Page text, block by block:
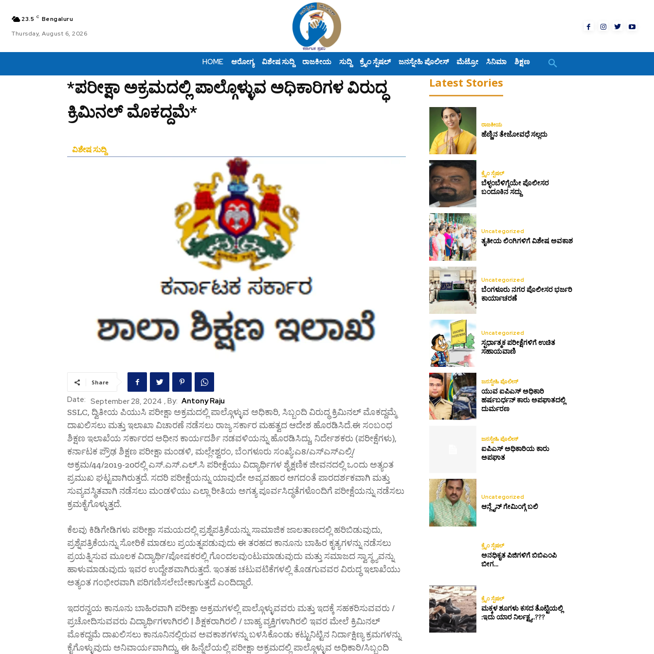
23.5 C Bengaluru
Thursday, August 6, 2026
HOME ಆರೋಗ್ಯ ವಿಶೇಷ ಸುದ್ದಿ ರಾಜಕೀಯ ಸುದ್ದಿ ಕ್ರೈಂ ಸ್ಪೆಷಲ್ ಜನಸ್ನೇಹಿ ಪೊಲೀಸ್ ಮೆಟ್ರೋ ಸಿನಿಮಾ ಶಿಕ್ಷಣ
*ಪರೀಕ್ಷಾ ಅಕ್ರಮದಲ್ಲಿ ಪಾಲ್ಗೊಳ್ಳುವ ಅಧಿಕಾರಿಗಳ ವಿರುದ್ಧ
ಕ್ರಿಮಿನಲ್ ಮೊಕದ್ದಮೆ*
ವಿಶೇಷ ಸುದ್ದಿ
Share
Date: September 28, 2024 , By: Antony Raju
SSLC, ದ್ವಿತೀಯ ಪಿಯುಸಿ ಪರೀಕ್ಷಾ ಅಕ್ರಮದಲ್ಲಿ ಪಾಲ್ಗೊಳ್ಳುವ ಅಧಿಕಾರಿ, ಸಿಬ್ಬಂದಿ ವಿರುದ್ಧ ಕ್ರಿಮಿನಲ್ ಮೊಕದ್ದಮ್ಮೆ
ದಾಖಲಿಸಲು ಮತ್ತು ಇಲಾಖಾ ವಿಚಾರಣೆ ನಡೆಸಲು ರಾಜ್ಯ ಸರ್ಕಾರ ಮಹತ್ವದ ಆದೇಶ ಹೊರಡಿಸಿದೆ.ಈ ಸಂಬಂಧ
ಶಿಕ್ಷಣ ಇಲಾಖೆಯ ಸರ್ಕಾರದ ಅಧೀನ ಕಾರ್ಯದರ್ಶಿ ನಡವಳಿಯನ್ನು ಹೊರಡಿಸಿದ್ದು, ನಿರ್ದೇಶಕರು (ಪರೀಕ್ಷೆಗಳು),
ಕರ್ನಾಟಕ ಪ್ರೌಢ ಶಿಕ್ಷಣ ಪರೀಕ್ಷಾ ಮ೦ಡಳಿ, ಮಲ್ಲೇಶ್ವರಂ, ಬೆಂಗಳೂರು ಸಂಖ್ಯೆ:ಎ8/ಎಸ್ಎಸ್ಎಲ್ಸಿ/
ಅಕ್ರಮ/44/2019-20ರಲ್ಲಿ ಎಸ್.ಎಸ್.ಎಲ್.ಸಿ ಪರೀಕ್ಷೆಯು ವಿದ್ಯಾರ್ಥಿಗಳ ಶೈಕ್ಷಣಿಕ ಜೀವನದಲ್ಲಿ ಒಂದು ಅತ್ಯಂತ
ಪ್ರಮುಖ ಘಟ್ಟವಾಗಿರುತ್ತದೆ. ಸದರಿ ಪರೀಕ್ಷೆಯನ್ನು ಯಾವುದೇ ಅವ್ಯವಹಾರ ಆಗದಂತೆ ಪಾರದರ್ಶಕವಾಗಿ ಮತ್ತು
ಸುವ್ಯವಸ್ಥಿತವಾಗಿ ನಡೆಸಲು ಮಂಡಳಿಯು ಎಲ್ಲಾ ರೀತಿಯ ಅಗತ್ಯ ಪೂರ್ವಸಿದ್ಧತೆಗಳೊಂದಿಗೆ ಪರೀಕ್ಷೆಯನ್ನು ನಡೆಸಲು
ಕ್ರಮಕೈಗೊಳ್ಳುತ್ತದೆ.
ಕೆಲವು ಕಿಡಿಗೇಡಿಗಳು ಪರೀಕ್ಷಾ ಸಮಯದಲ್ಲಿ ಪ್ರಶ್ನೆಪತ್ರಿಕೆಯನ್ನು ಸಾಮಾಜಿಕ ಜಾಲತಾಣದಲ್ಲಿ ಹರಿಬಿಡುವುದು,
ಪ್ರಶ್ನೆಪತ್ರಿಕೆಯನ್ನು ಸೋರಿಕೆ ಮಾಡಲು ಪ್ರಯತ್ನಪಡುವುದು ಈ ತರಹದ ಕಾನೂನು ಬಾಹಿರ ಕೃತ್ಯಗಳನ್ನು ನಡೆಸಲು
ಪ್ರಯತ್ನಿಸುವ ಮೂಲಕ ವಿದ್ಯಾರ್ಥಿ/ಪೋಷಕರಲ್ಲಿ ಗೊಂದಲವುಂಟುಮಾಡುವುದು ಮತ್ತು ಸಮಾಜದ ಸ್ವಾಸ್ಥ್ಯವನ್ನು
ಹಾಳುಮಾಡುವುದು ಇವರ ಉದ್ದೇಶವಾಗಿರುತ್ತದೆ. ಇಂತಹ ಚಟುವಟಿಕೆಗಳಲ್ಲಿ ತೊಡಗುವವರ ವಿರುದ್ಧ ಇಲಾಖೆಯು
ಅತ್ಯಂತ ಗಂಭೀರವಾಗಿ ಪರಿಗಣಿಸಲೇಬೇಕಾಗುತ್ತದೆ ಎಂದಿದ್ದಾರೆ.
ಇದರನ್ವಯ ಕಾನೂನು ಬಾಹಿರವಾಗಿ ಪರೀಕ್ಷಾ ಅಕ್ರಮಗಳಲ್ಲಿ ಪಾಲ್ಗೊಳ್ಳುವವರು ಮತ್ತು ಇದಕ್ಕೆ ಸಹಕರಿಸುವವರು /
ಪ್ರಚೋದಿಸುವವರು ವಿದ್ಯಾರ್ಥಿಗಳಾಗಿರಲಿ | ಶಿಕ್ಷಕರಾಗಿರಲಿ / ಬಾಹ್ಯ ವ್ಯಕ್ತಿಗಳಾಗಿರಲಿ ಇವರ ಮೇಲೆ ಕ್ರಿಮಿನಲ್
ಮೊಕದ್ದಮೆ ದಾಖಲಿಸಲು ಕಾನೂನಿನಲ್ಲಿರುವ ಅವಕಾಶಗಳನ್ನು ಬಳಸಿಕೊಂಡು ಕಟ್ಟುನಿಟ್ಟಿನ ನಿರ್ದಾಕ್ಷಿಣ್ಯ ಕ್ರಮಗಳನ್ನು
ಕೈಗೊಳ್ಳುವುದು ಅನಿವಾರ್ಯವಾಗಿದ್ದು, ಈ ಹಿನ್ನೆಲೆಯಲ್ಲಿ ಪರೀಕ್ಷಾ ಅಕ್ರಮದಲ್ಲಿ ಪಾಲ್ಗೊಳ್ಳುವ ಅಧಿಕಾರಿ/ಸಿಬ್ಬಂದಿ
Latest Stories
ರಾಜಕೀಯ
ಹೆಣ್ಣಿನ ತೇಜೋವಧೆ ಸಲ್ಲದು
ಕ್ರೈಂ ಸ್ಪೆಷಲ್
ಬೆಳ್ಳಂಬೆಳಿಗ್ಗೆಯೇ ಪೊಲೀಸರ
ಬಂದೂಕಿನ ಸದ್ದು
Uncategorized
ತೃತೀಯ ಲಿಂಗಿಗಳಿಗೆ ವಿಶೇಷ ಅವಕಾಶ
Uncategorized
ಬೆಂಗಳೂರು ನಗರ ಪೊಲೀಸರ ಭರ್ಜರಿ
ಕಾರ್ಯಾಚರಣೆ
Uncategorized
ಸ್ಪರ್ಧಾತ್ಮಕ ಪರೀಕ್ಷೆಗಳಿಗೆ ಉಚಿತ
ಸಹಾಯವಾಣಿ
ಜನಸ್ನೇಹಿ ಪೊಲೀಸ್
ಯುವ ಐಪಿಎಸ್ ಅಧಿಕಾರಿ
ಹರ್ಷಬರ್ಧನ್ ಕಾರು ಅಪಘಾತದಲ್ಲಿ
ದುರ್ಮರಣ
ಜನಸ್ನೇಹಿ ಪೊಲೀಸ್
ಐಪಿಎಸ್ ಅಧಿಕಾರಿಯ ಕಾರು
ಅಪಘಾತ
Uncategorized
ಆನ್ಲೈನ್ ಗೇಮಿಂಗ್ಗೆ ಬಲಿ
ಕ್ರೈಂ ಸ್ಪೆಷಲ್
ಅನಧಿಕೃತ ಪಿಜಿಗಳಿಗೆ ಬಿಬಿಎಂಪಿ
ಬೀಗ…
ಕ್ರೈಂ ಸ್ಪೆಷಲ್
ಮಕ್ಕಳ ಶೂಗಳು ಕಸದ ತೊಟ್ಟಿಯಲ್ಲಿ
:ಇದು ಯಾರ ನಿರ್ಲಕ್ಷ್ಯ..???